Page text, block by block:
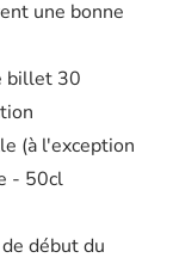
une bonne
billet 30
(à l'exception
- 50cl
début du